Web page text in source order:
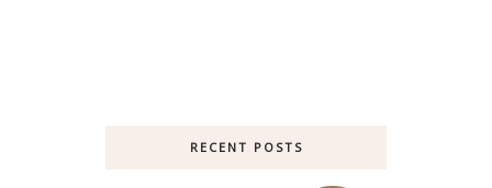
RECENT POSTS